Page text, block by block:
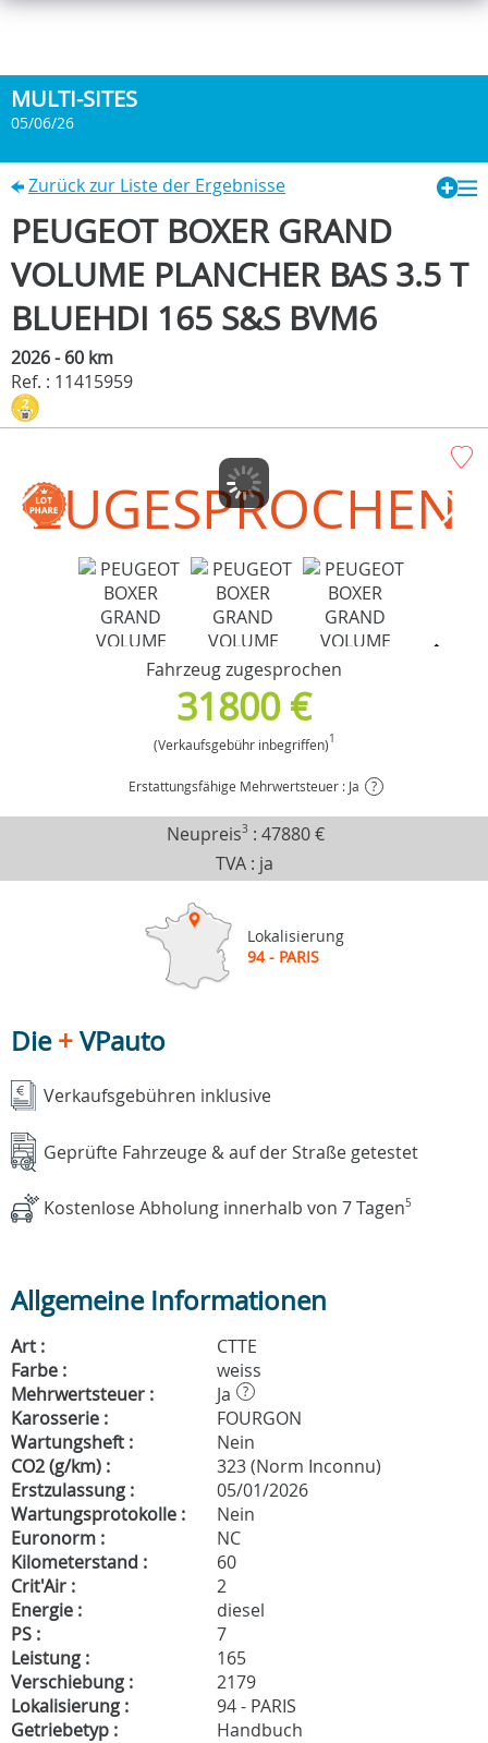
MULTI-SITES
05/06/26
Zurück zur Liste der Ergebnisse
PEUGEOT BOXER GRAND
VOLUME PLANCHER BAS 3.5 T
BLUEHDI 165 S&S BVM6
2026 - 60 km
Ref. : 11415959
ZUGESPROCHEN
Fahrzeug zugesprochen
31800 €
(Verkaufsgebühr inbegriffen)1
Erstattungsfähige Mehrwertsteuer : Ja ?
Neupreis3 : 47880 €
TVA : ja
Lokalisierung
94 - PARIS
Die+VPauto
Verkaufsgebühren inklusive
Geprüfte Fahrzeuge & auf der Straße getestet
Kostenlose Abholung innerhalb von 7 Tagen5
Allgemeine Informationen
Art :
CTTE
Farbe :
weiss
Mehrwertsteuer :
Ja ?
Karosserie :
FOURGON
Wartungsheft :
Nein
CO2 (g/km) :
323 (Norm Inconnu)
Erstzulassung :
05/01/2026
Wartungsprotokolle :
Nein
Euronorm :
NC
Kilometerstand :
60
Crit'Air :
2
Energie :
diesel
PS :
7
Leistung :
165
Verschiebung :
2179
Lokalisierung :
94 - PARIS
Getriebetyp :
Handbuch